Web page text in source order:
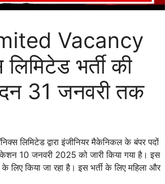
Vacancy
भर्ती की
31 जनवरी तक
लिमिटेड द्वारा इंजीनियर मैकेनिकल के बंपर पदों
10 जनवरी 2025 को जारी किया गया है। इस
लिए किया जा रहा है। इस भर्ती के लिए महिला और